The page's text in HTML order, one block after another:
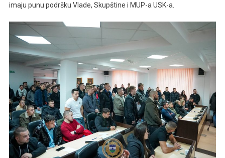
imaju punu podršku Vlade, Skupštine i MUP-a USK-a.